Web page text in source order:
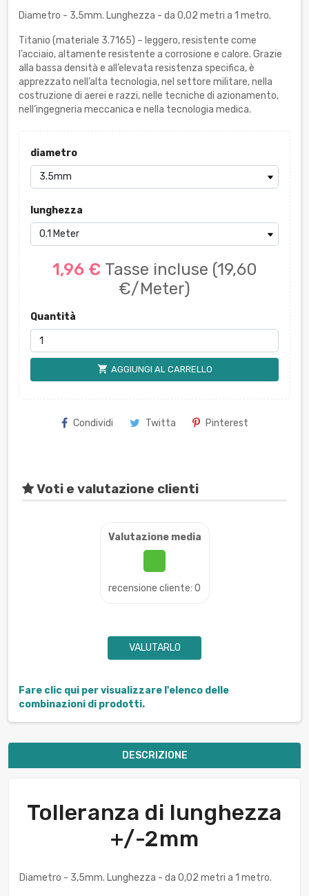
Diametro - 3,5mm. Lunghezza - da 0,02 metri a 1 metro.
Titanio (materiale 3.7165) – leggero, resistente come
l’acciaio, altamente resistente a corrosione e calore. Grazie
alla bassa densità e all’elevata resistenza specifica, è
apprezzato nell’alta tecnologia, nel settore militare, nella
costruzione di aerei e razzi, nelle tecniche di azionamento,
nell’ingegneria meccanica e nella tecnologia medica.
diametro
lunghezza
1,96 € Tasse incluse (19,60
€/Meter)
Quantità
shopping_cart AGGIUNGI AL CARRELLO
Condividi Twitta Pinterest
Voti e valutazione clienti
Valutazione media
recensione cliente: 0
VALUTARLO
Fare clic qui per visualizzare l'elenco delle
combinazioni di prodotti.
DESCRIZIONE
Tolleranza di lunghezza
+/-2mm
Diametro - 3,5mm. Lunghezza - da 0,02 metri a 1 metro.